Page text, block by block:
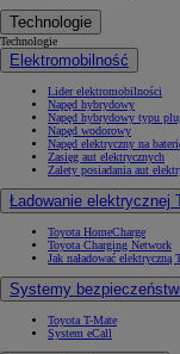
Technologie
Technologie
Elektromobilność
Lider elektromobilności
Napęd hybrydowy
Napęd hybrydowy typu
Napęd wodorowy
Napęd elektryczny na
Zasięg aut elektrycznych
Zalety posiadania aut
Ładowanie elektrycznej
Toyota HomeCharge
Toyota Charging Network
Jak naładować elektryczną
Systemy
Toyota T-Mate
System eCall